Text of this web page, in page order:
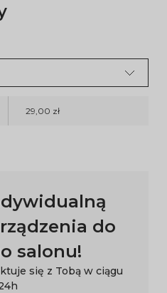
29,00 zł
do
salonu!
się z Tobą w ciągu